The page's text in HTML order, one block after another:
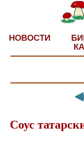
НОВОСТИ
Соус